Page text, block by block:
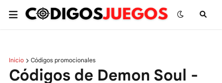
Inicio Códigos promocionales
Códigos de Demon Soul -